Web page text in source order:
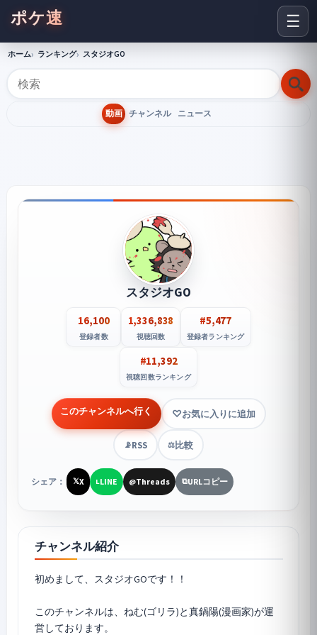
☰
ポケ速
ホーム ランキング スタジオGO
動画 チャンネル ニュース
スタジオGO
16,100
登録者数
1,336,838
視聴回数
#5,477
登録者ランキング
#11,392
視聴回数ランキング
このチャンネルへ行く お気に入りに追加
📡RSS ⚖️比較
シェア： 𝕏X LLINE @Threads ⧉URLコピー
チャンネル紹介
初めまして、スタジオGOです！！
このチャンネルは、ねむ(ゴリラ)と真鍋陽(漫画家)が運
営しております。